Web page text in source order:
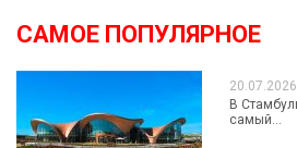
САМОЕ ПОПУЛЯРНОЕ
В
самый...